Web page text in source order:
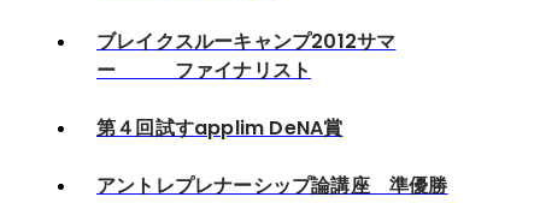
ブレイクスルーキャンプ2012サマ
ー ファイナリスト
第４回試すapplim DeNA賞
アントレプレナーシップ論講座 準優勝